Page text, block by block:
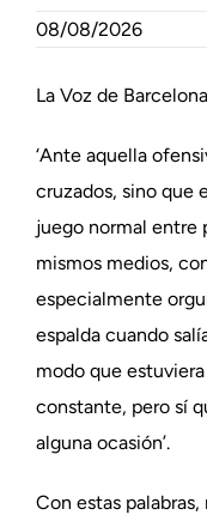
08/08/2026
La Voz de Barcelona
‘Ante aquella
cruzados, sino que
juego normal entre
mismos medios,
especialmente
espalda cuando
modo que
constante, pero sí
alguna ocasión’.
Con estas